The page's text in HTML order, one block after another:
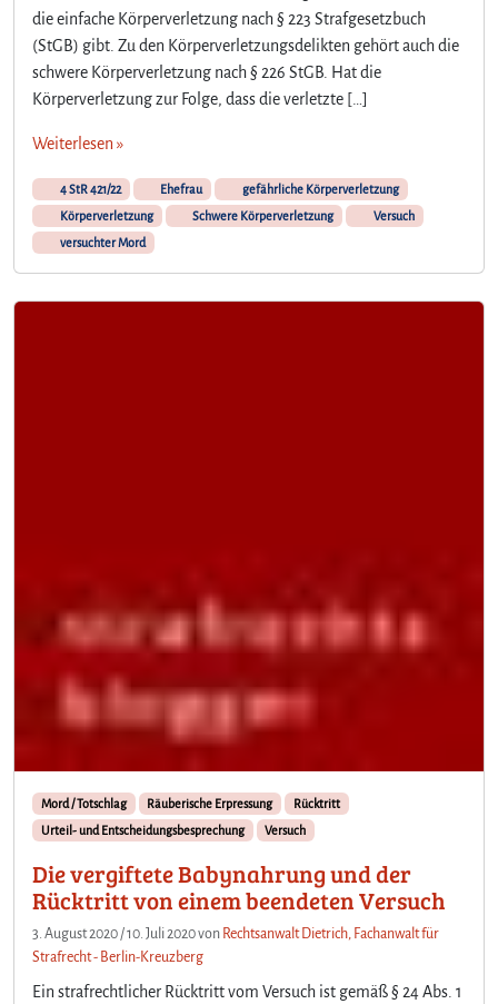
die einfache Körperverletzung nach § 223 Strafgesetzbuch
(StGB) gibt. Zu den Körperverletzungsdelikten gehört auch die
schwere Körperverletzung nach § 226 StGB. Hat die
Körperverletzung zur Folge, dass die verletzte […]
Weiterlesen »
4 StR 421/22 Ehefrau
gefährliche Körperverletzung
Körperverletzung
Schwere Körperverletzung
Versuch
versuchter Mord
Mord / Totschlag Räuberische Erpressung
Rücktritt
Urteil- und Entscheidungsbesprechung
Versuch
Die vergiftete Babynahrung und der
Rücktritt von einem beendeten Versuch
3. August 2020 /10. Juli 2020von Rechtsanwalt Dietrich, Fachanwalt für
Strafrecht - Berlin-Kreuzberg
Ein strafrechtlicher Rücktritt vom Versuch ist gemäß § 24 Abs. 1